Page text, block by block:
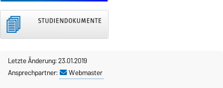
Letzte Änderung: 23.01.2019
Ansprechpartner:
Webmaster